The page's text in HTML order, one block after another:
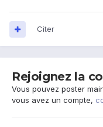
Citer
Rejoignez la
Vous pouvez poster
vous avez un compte,